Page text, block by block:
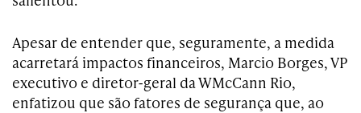
Apesar de entender que, seguramente, a medida
acarretará impactos financeiros, Marcio Borges, VP
executivo e diretor-geral da WMcCann Rio,
enfatizou que são fatores de segurança que, ao